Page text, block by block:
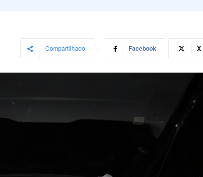
Compartilhado Facebook X